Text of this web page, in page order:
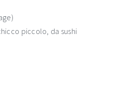
piccolo, da sushi